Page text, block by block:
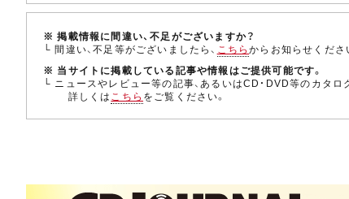
※ 掲載情報に間違い、不足がございますか？
└ 間違い、不足等がございましたら、 こちらからお知らせくださ
※ 当サイトに掲載している記事や情報はご提供可能です。
└ ニュースやレビュー等の記事、あるいはCD・DVD等のカタロ
詳しくはこちら をご覧ください。